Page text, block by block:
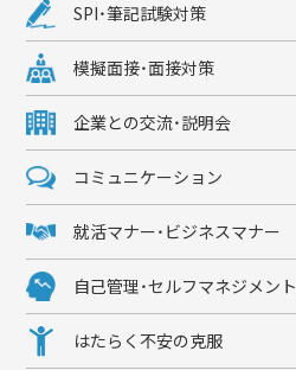
SPI・筆記試験対策
模擬面接・面接対策
企業との交流・説明会
コミュニケーション
就活マナー・ビジネスマナー
自己管理・セルフマネジメント
はたらく不安の克服